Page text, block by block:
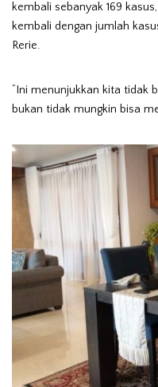
kembali sebanyak 169
kembali dengan jumlah
Rerie.
“Ini menunjukkan kita tidak
bukan tidak mungkin bisa